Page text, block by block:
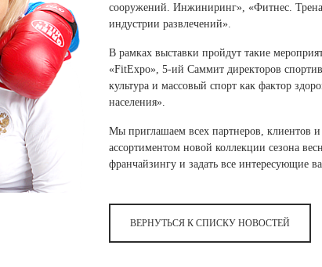
пуховики
уборы
пуховики
уборы
рюкзаки
пуховики
уборы
край (5)
(1)
МО (14)
Саратовская область (1)
Свердловская область (5)
Северная Осетия (2)
сооружений. Инжиниринг», «Фитнес.
индустрии развлечений».
В рамках выставки пройдут такие
«FitExpo», 5-ий Саммит директоров
культура и массовый спорт как фактор
населения».
Мы приглашаем всех партнеров, клиентов
ассортиментом новой коллекции сезона
франчайзингу и задать все интересующие
ВЕРНУТЬСЯ К СПИСКУ НОВОСТЕЙ